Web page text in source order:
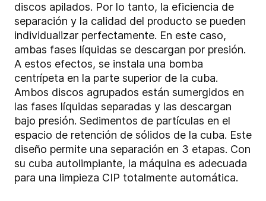
discos apilados. Por lo tanto, la eficiencia de
separación y la calidad del producto se pueden
individualizar perfectamente. En este caso,
ambas fases líquidas se descargan por presión.
A estos efectos, se instala una bomba
centrípeta en la parte superior de la cuba.
Ambos discos agrupados están sumergidos en
las fases líquidas separadas y las descargan
bajo presión. Sedimentos de partículas en el
espacio de retención de sólidos de la cuba. Este
diseño permite una separación en 3 etapas. Con
su cuba autolimpiante, la máquina es adecuada
para una limpieza CIP totalmente automática.